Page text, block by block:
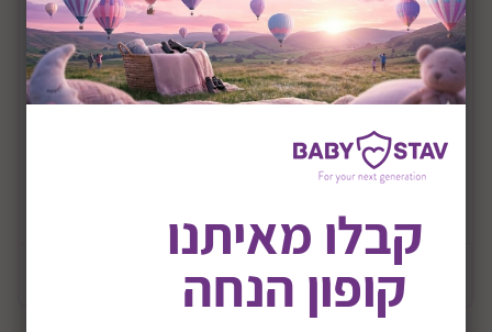
סט מצעים למיטת יחיד דגם ציפורים נודדות
סט מצעים למיטת יחיד, עשוי 100% כותנה
הסט כולל:
סדין למיטה 90/200 ס"מ
ציפה 150/200 ס"מ
ציפית לכרית 50/70 ס"מ
מידע כללי
קבלו מאיתנו
קופון הנחה